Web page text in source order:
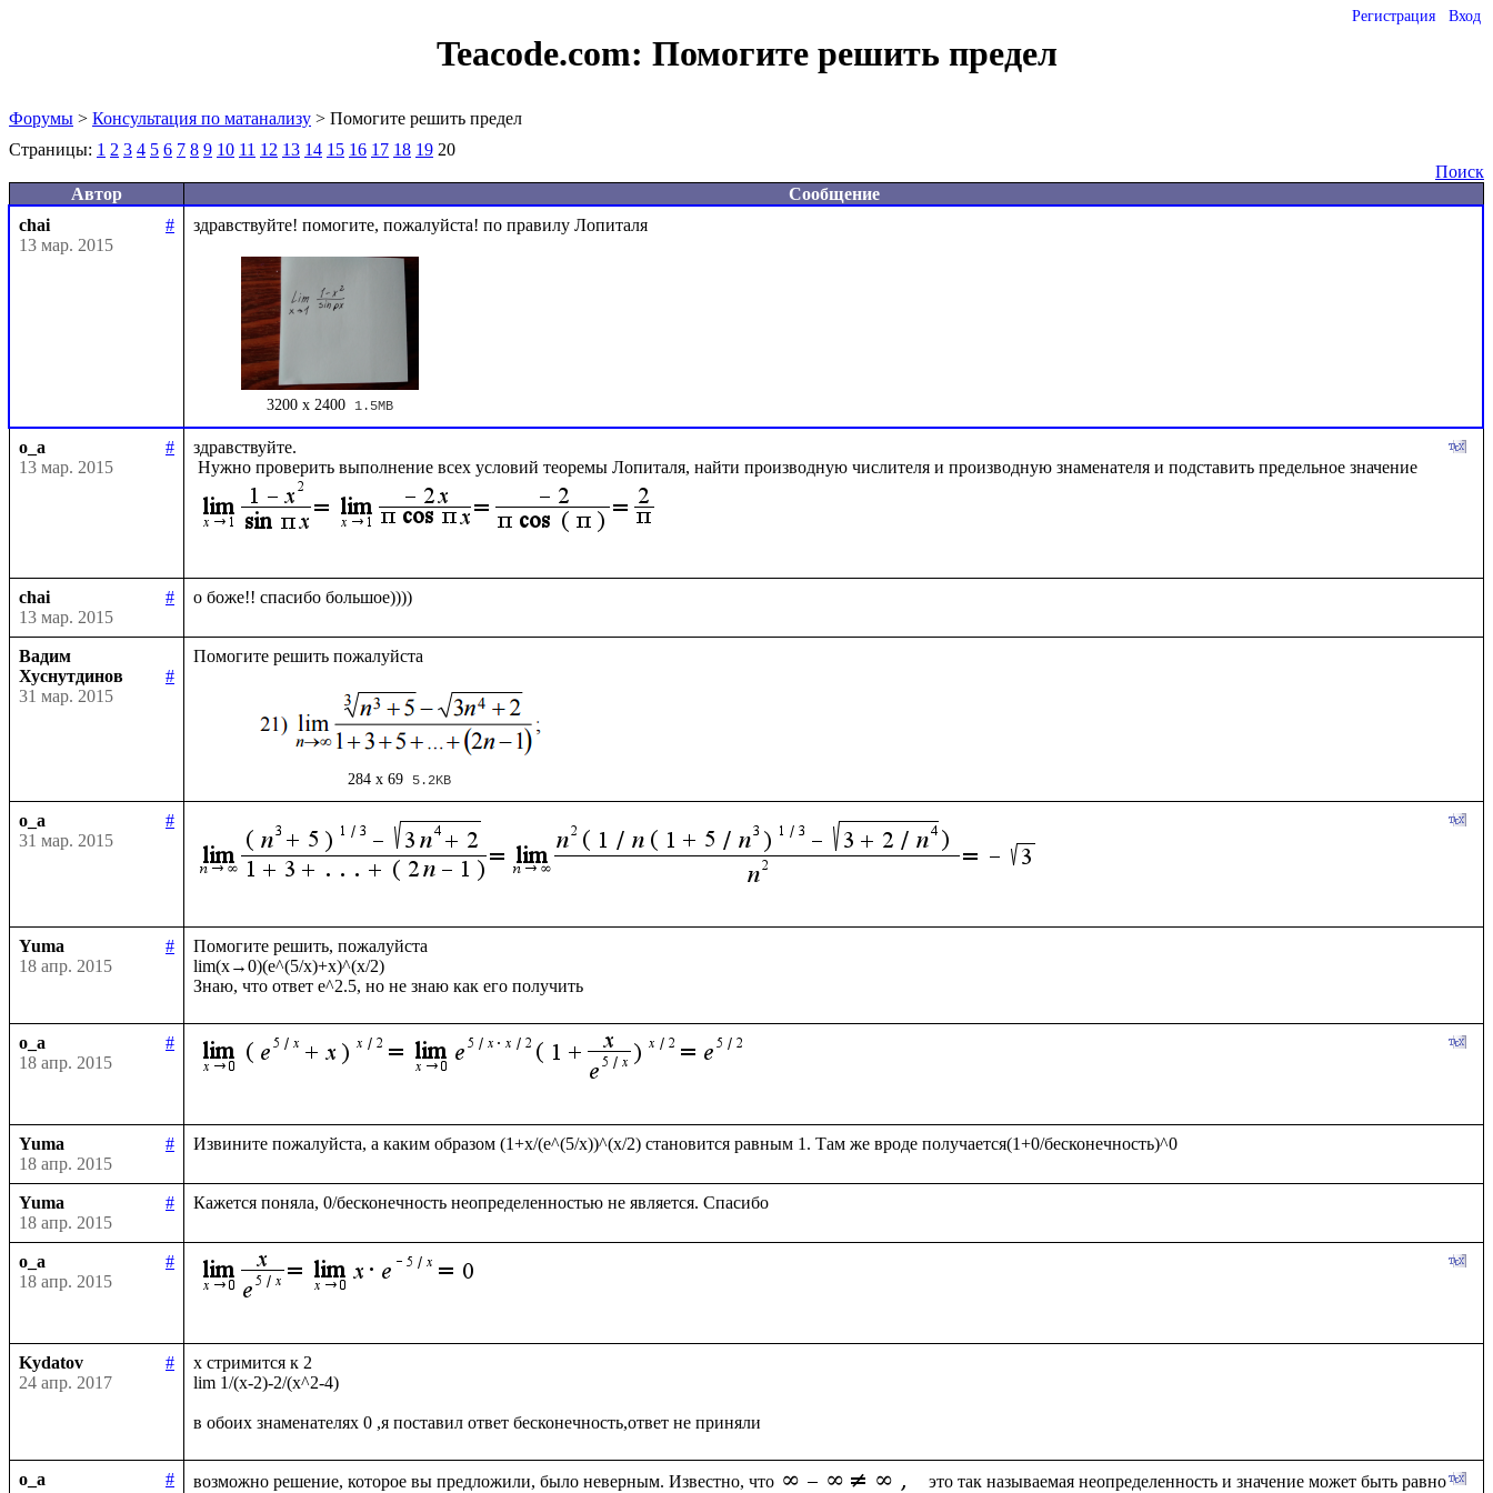
Регистрация Вход
Teacode.com: Помогите решить предел
Форумы > Консультация по матанализу > Помогите решить предел
Страницы: 1 2 3 4 5 6 7 8 9 10 11 12 13 14 15 16 17 18 19 20
Поиск
Автор
Сообщение
chai
#
13 мар. 2015
3200 x 2400 1.5MB
o_a
#
13 мар. 2015
здравствуйте.
Нужно проверить выполнение всех условий теоремы Лопиталя, найти производную числителя и производную знаменателя и подставить предельное значение
chai
#
13 мар. 2015
Вадим
Хуснутдинов
#
31 мар. 2015
284 x 69 5.2KB
o_a
#
31 мар. 2015
Yuma
#
18 апр. 2015
Помогите решить, пожалуйста
lim(x→0)(e^(5/x)+x)^(x/2)
o_a
#
18 апр. 2015
Yuma
#
18 апр. 2015
Yuma
#
18 апр. 2015
o_a
#
18 апр. 2015
Kydatov
#
24 апр. 2017
x стримится к 2
lim 1/(x-2)-2/(x^2-4)
o_a
#
возможно решение, которое вы предложили, было неверным. Известно, что это так называемая неопределенность и значение может быть равно